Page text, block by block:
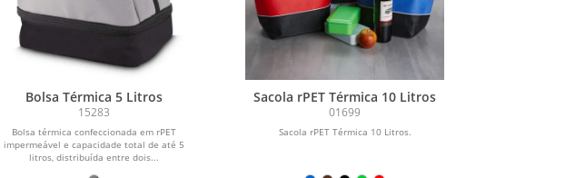
Bolsa Térmica 5 Litros
15283
Bolsa térmica confeccionada em rPET
impermeável e capacidade total de até 5
litros, distribuída entre dois...
Sacola rPET Térmica 10 Litros
01699
Sacola rPET Térmica 10 Litros.